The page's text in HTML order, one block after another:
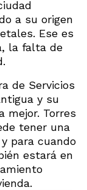
a su origen
Ese es
la falta de
de Servicios
y su
mejor. Torres
tener una
para cuando
estará en